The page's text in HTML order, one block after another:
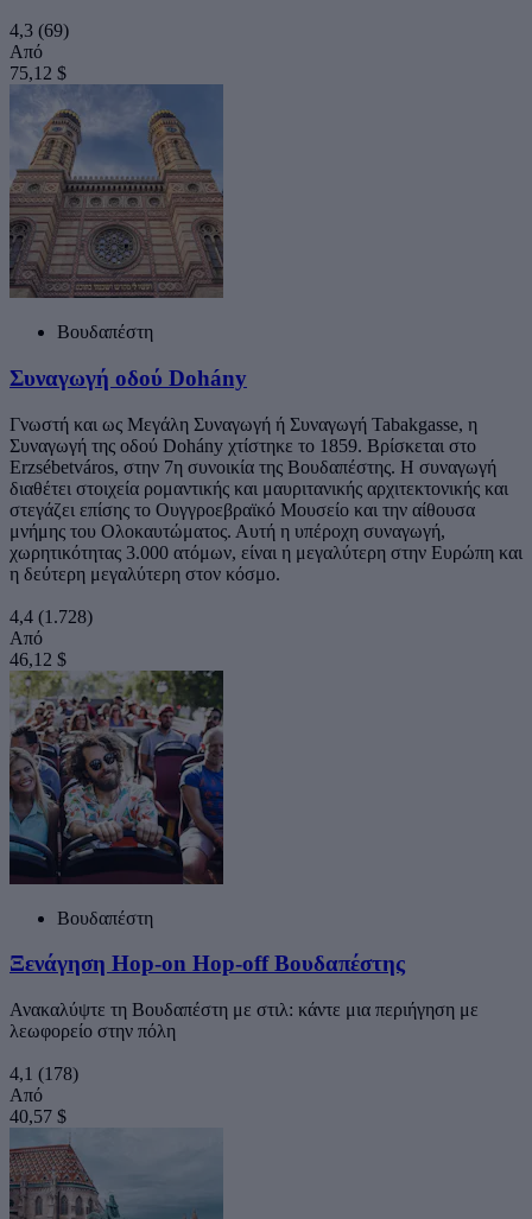
4,3 (69)
Από
75,12 $
Βουδαπέστη
Συναγωγή οδού Dohány
Γνωστή και ως Μεγάλη Συναγωγή ή Συναγωγή Tabakgasse, η
Συναγωγή της οδού Dohány χτίστηκε το 1859. Βρίσκεται στο
Erzsébetváros, στην 7η συνοικία της Βουδαπέστης. Η συναγωγή
διαθέτει στοιχεία ρομαντικής και μαυριτανικής αρχιτεκτονικής και
στεγάζει επίσης το Ουγγροεβραϊκό Μουσείο και την αίθουσα
μνήμης του Ολοκαυτώματος. Αυτή η υπέροχη συναγωγή,
χωρητικότητας 3.000 ατόμων, είναι η μεγαλύτερη στην Ευρώπη και
η δεύτερη μεγαλύτερη στον κόσμο.
4,4 (1.728)
Από
46,12 $
Βουδαπέστη
Ξενάγηση Hop-on Hop-off Βουδαπέστης
Ανακαλύψτε τη Βουδαπέστη με στιλ: κάντε μια περιήγηση με
λεωφορείο στην πόλη
4,1 (178)
Από
40,57 $